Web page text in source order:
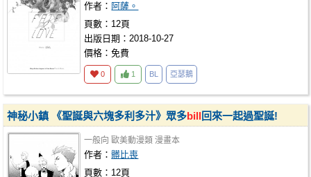
作者： 阿薩。
頁數：12頁
出版日期：2018-10-27
價格：免費
0 1 BL 亞瑟鵝
神秘小鎮 《聖誕與六塊多利多汁》眾多bill 回來一起過聖誕!
一般向 歐美動漫類 漫畫本
作者：髒比喪
頁數：12頁